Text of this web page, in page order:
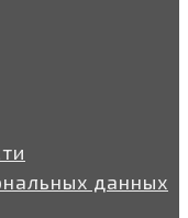
данных